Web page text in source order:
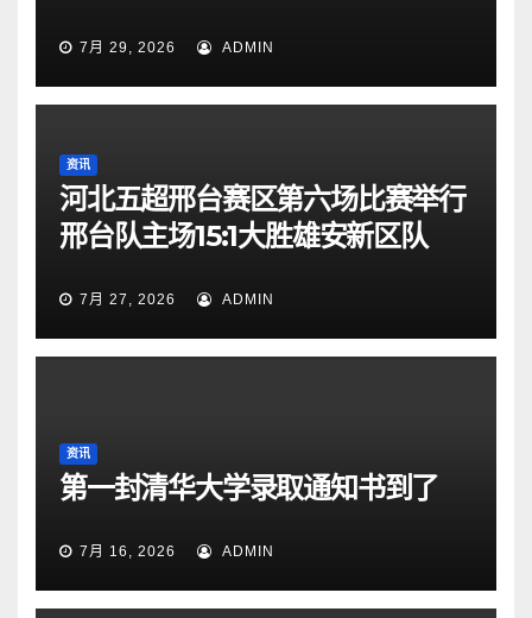
7月 29, 2026 ADMIN
资讯
河北五超邢台赛区第六场比赛举行
邢台队主场15:1大胜雄安新区队
7月 27, 2026 ADMIN
资讯
第一封清华大学录取通知书到了
7月 16, 2026 ADMIN